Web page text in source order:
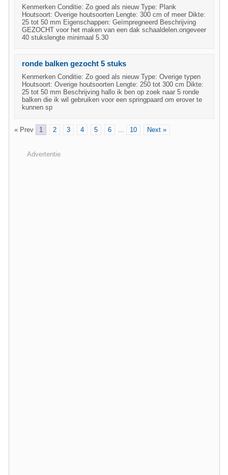
Kenmerken Conditie: Zo goed als nieuw Type: Plank
Houtsoort: Overige houtsoorten Lengte: 300 cm of meer Dikte:
25 tot 50 mm Eigenschappen: Geïmpregneerd Beschrijving
GEZOCHT voor het maken van een dak schaaldelen.ongeveer
40 stukslengte minimaal 5.30
ronde balken gezocht 5 stuks
Kenmerken Conditie: Zo goed als nieuw Type: Overige typen
Houtsoort: Overige houtsoorten Lengte: 250 tot 300 cm Dikte:
25 tot 50 mm Beschrijving hallo ik ben op zoek naar 5 ronde
balken die ik wil gebruiken voor een springpaard om erover te
kunnen sp
« Prev 1 2 3 4 5 6 ... 10 Next »
Advertentie